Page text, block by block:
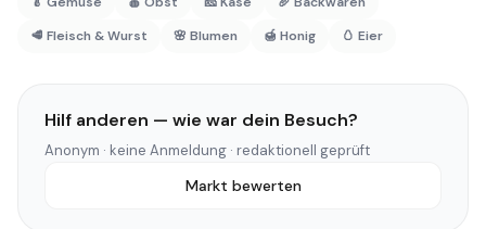
🥩 Fleisch & Wurst
🌸 Blumen 🍯 Honig 🥚 Eier
Hilf anderen — wie war dein Besuch?
Anonym · keine Anmeldung · redaktionell geprüft
Markt bewerten